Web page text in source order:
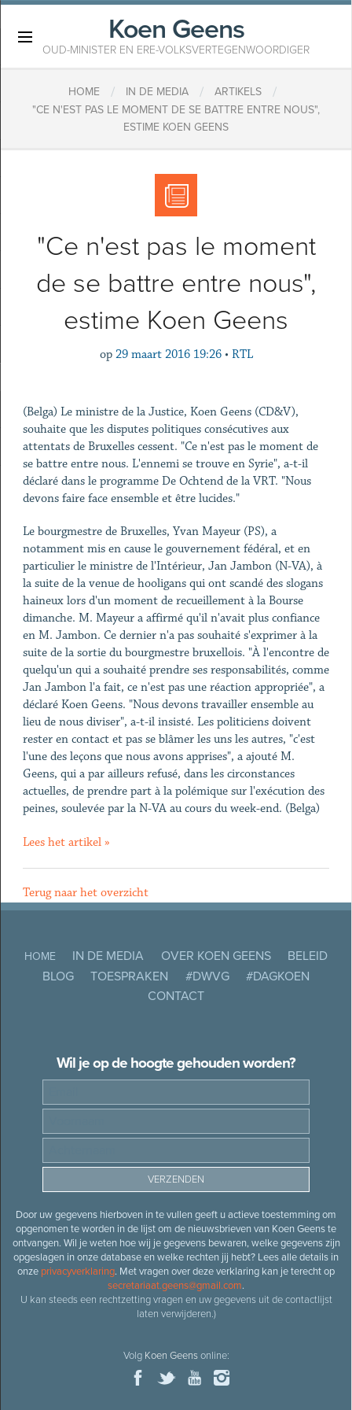
Koen Geens
OUD-MINISTER EN ERE-VOLKSVERTEGENWOORDIGER
HOME / IN DE MEDIA / ARTIKELS /
"CE N'EST PAS LE MOMENT DE SE BATTRE ENTRE NOUS",
ESTIME KOEN GEENS
"Ce n'est pas le moment
de se battre entre nous",
estime Koen Geens
op 29 maart 2016 19:26 • RTL
(Belga) Le ministre de la Justice, Koen Geens (CD&V),
souhaite que les disputes politiques consécutives aux
attentats de Bruxelles cessent. "Ce n'est pas le moment de
se battre entre nous. L'ennemi se trouve en Syrie", a-t-il
déclaré dans le programme De Ochtend de la VRT. "Nous
devons faire face ensemble et être lucides."
Le bourgmestre de Bruxelles, Yvan Mayeur (PS), a
notamment mis en cause le gouvernement fédéral, et en
particulier le ministre de l'Intérieur, Jan Jambon (N-VA), à
la suite de la venue de hooligans qui ont scandé des slogans
haineux lors d'un moment de recueillement à la Bourse
dimanche. M. Mayeur a affirmé qu'il n'avait plus confiance
en M. Jambon. Ce dernier n'a pas souhaité s'exprimer à la
suite de la sortie du bourgmestre bruxellois. "À l'encontre de
quelqu'un qui a souhaité prendre ses responsabilités, comme
Jan Jambon l'a fait, ce n'est pas une réaction appropriée", a
déclaré Koen Geens. "Nous devons travailler ensemble au
lieu de nous diviser", a-t-il insisté. Les politiciens doivent
rester en contact et pas se blâmer les uns les autres, "c'est
l'une des leçons que nous avons apprises", a ajouté M.
Geens, qui a par ailleurs refusé, dans les circonstances
actuelles, de prendre part à la polémique sur l'exécution des
peines, soulevée par la N-VA au cours du week-end. (Belga)
Lees het artikel »
Terug naar het overzicht
HOME IN DE MEDIA OVER KOEN GEENS
BELEID
BLOG
TOESPRAKEN #DWVG
#DAGKOEN
CONTACT
Wil je op de hoogte gehouden worden?
Door uw gegevens hierboven in te vullen geeft u actieve toestemming om
opgenomen te worden in de lijst om de nieuwsbrieven van Koen Geens te
ontvangen. Wil je weten hoe wij je gegevens bewaren, welke gegevens zijn
opgeslagen in onze database en welke rechten jij hebt? Lees alle details in
onze privacyverklaring. Met vragen over deze verklaring kan je terecht op
secretariaat.geens@gmail.com.
U kan steeds een rechtzetting vragen en uw gegevens uit de contactlijst
laten verwijderen.)
Volg Koen Geensonline: